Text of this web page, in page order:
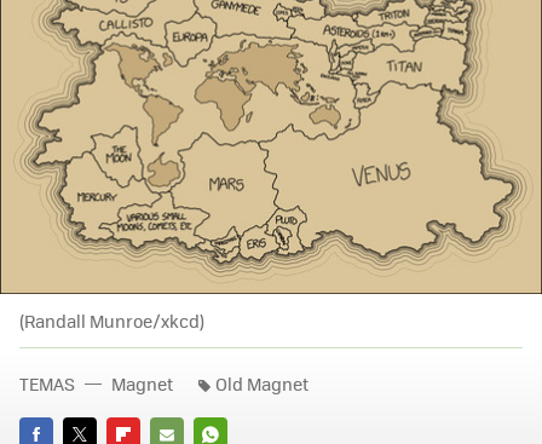
(Randall Munroe/xkcd)
TEMAS Magnet Old Magnet